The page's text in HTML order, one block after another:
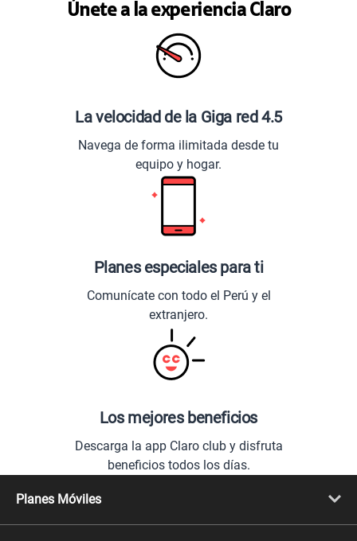
Únete a la experiencia Claro
La velocidad de la Giga red 4.5
Navega de forma ilimitada desde tu
equipo y hogar.
Planes especiales para ti
Comunícate con todo el Perú y el
extranjero.
Los mejores beneficios
Descarga la app Claro club y disfruta
beneficios todos los días.
Planes Móviles